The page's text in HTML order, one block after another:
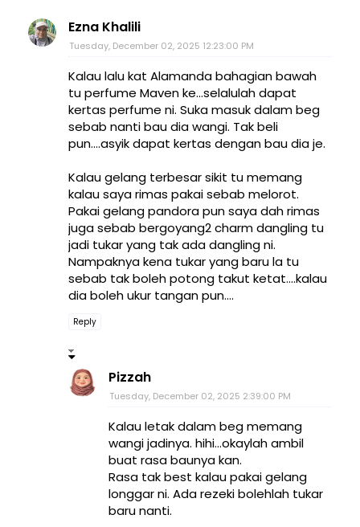
Ezna Khalili
Tuesday, December 02, 2025 12:23:00 PM
Kalau lalu kat Alamanda bahagian bawah
tu perfume Maven ke...selalulah dapat
kertas perfume ni. Suka masuk dalam beg
sebab nanti bau dia wangi. Tak beli
pun....asyik dapat kertas dengan bau dia je.
Kalau gelang terbesar sikit tu memang
kalau saya rimas pakai sebab melorot.
Pakai gelang pandora pun saya dah rimas
juga sebab bergoyang2 charm dangling tu
jadi tukar yang tak ada dangling ni.
Nampaknya kena tukar yang baru la tu
sebab tak boleh potong takut ketat....kalau
dia boleh ukur tangan pun....
Reply
Pizzah
Tuesday, December 02, 2025 2:39:00 PM
Kalau letak dalam beg memang
wangi jadinya. hihi...okaylah ambil
buat rasa baunya kan.
Rasa tak best kalau pakai gelang
longgar ni. Ada rezeki bolehlah tukar
baru nanti.